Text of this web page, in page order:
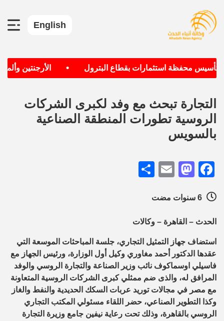
English
تأسيس محفظة استثمارات بقطاع البترول الأرجنتين
التجارة تبحث مع وفد لكبرى الشركات
الروسية تطورات المنطقة الصناعية
بالسويس
Facebook
Mastodon
Email
الحدث – القاهرة – وكالات
استضاف جهاز التمثيل التجاري، جلسة المباحثات الموسعة التي
عقدها الدكتور أحمد مغاوري وكيل أول الوزارة، ورئيس الجهاز مع
فاسيلي اوسماكوف نائب وزير الصناعة والتجارة الروسي والوفد
المرافق له، والذى ضم ممثلي كبرى الشركات الروسية المتعاونة
مع مصر في مجالات توريد عربات السكك الحديدية والنفط والغاز
وكذا التطوير الصناعي، حضر اللقاء مسئولي المكتب التجاري
الروسي بالقاهرة، وذلك تحت رعاية نيفين جامع وزيرة التجارة